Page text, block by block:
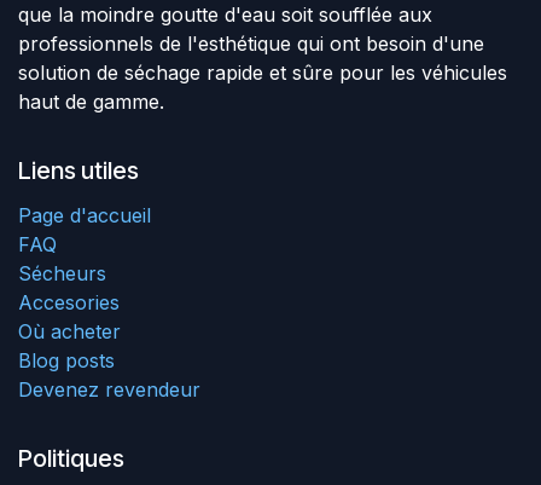
que la moindre goutte d'eau soit soufflée aux
professionnels de l'esthétique qui ont besoin d'une
solution de séchage rapide et sûre pour les véhicules
haut de gamme.
Liens utiles
Page d'accueil
FAQ
Sécheurs
Accesories
Où acheter
Blog posts
Devenez revendeur
Politiques